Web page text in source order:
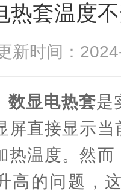
热套温度
新时间：
数显电热套是
屏直接显示
热温度。然
高的问题，